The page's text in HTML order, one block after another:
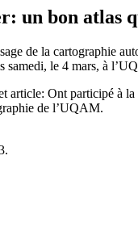
un bon atlas
de la cartographie
samedi, le 4 mars, à
article: Ont participé à
de l’UQAM.